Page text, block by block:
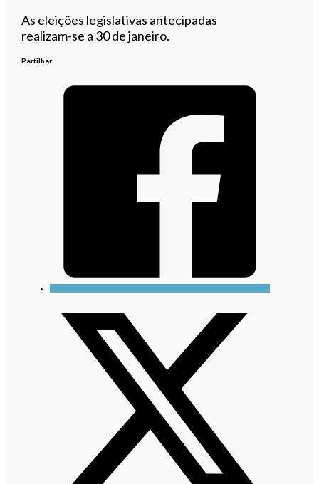
As eleições legislativas antecipadas
realizam-se a 30 de janeiro.
Partilhar